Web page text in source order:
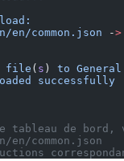
en/common.json ->
file ( s ) to General
successfully
tableau de bord,
common.json